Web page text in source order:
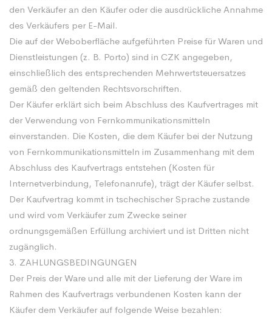
den Verkäufer an den Käufer oder die ausdrückliche Annahme
des Verkäufers per E-Mail.
Die auf der Weboberfläche aufgeführten Preise für Waren und
Dienstleistungen (z. B. Porto) sind in CZK angegeben,
einschließlich des entsprechenden Mehrwertsteuersatzes
gemäß den geltenden Rechtsvorschriften.
Der Käufer erklärt sich beim Abschluss des Kaufvertrages mit
der Verwendung von Fernkommunikationsmitteln
einverstanden. Die Kosten, die dem Käufer bei der Nutzung
von Fernkommunikationsmitteln im Zusammenhang mit dem
Abschluss des Kaufvertrags entstehen (Kosten für
Internetverbindung, Telefonanrufe), trägt der Käufer selbst.
Der Kaufvertrag kommt in tschechischer Sprache zustande
und wird vom Verkäufer zum Zwecke seiner
ordnungsgemäßen Erfüllung archiviert und ist Dritten nicht
zugänglich.
3. ZAHLUNGSBEDINGUNGEN
Der Preis der Ware und alle mit der Lieferung der Ware im
Rahmen des Kaufvertrags verbundenen Kosten kann der
Käufer dem Verkäufer auf folgende Weise bezahlen: